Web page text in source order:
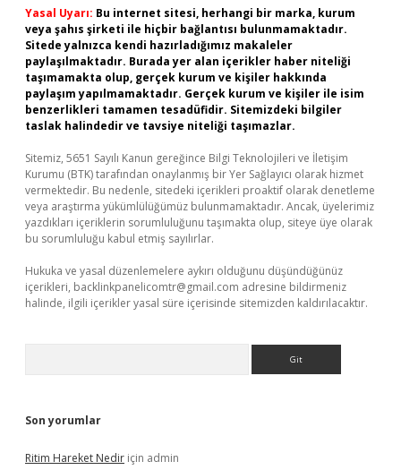
Yasal Uyarı: Bu internet sitesi, herhangi bir marka, kurum
veya şahıs şirketi ile hiçbir bağlantısı bulunmamaktadır.
Sitede yalnızca kendi hazırladığımız makaleler
paylaşılmaktadır. Burada yer alan içerikler haber niteliği
taşımamakta olup, gerçek kurum ve kişiler hakkında
paylaşım yapılmamaktadır. Gerçek kurum ve kişiler ile isim
benzerlikleri tamamen tesadüfidir. Sitemizdeki bilgiler
taslak halindedir ve tavsiye niteliği taşımazlar.
Sitemiz, 5651 Sayılı Kanun gereğince Bilgi Teknolojileri ve İletişim
Kurumu (BTK) tarafından onaylanmış bir Yer Sağlayıcı olarak hizmet
vermektedir. Bu nedenle, sitedeki içerikleri proaktif olarak denetleme
veya araştırma yükümlülüğümüz bulunmamaktadır. Ancak, üyelerimiz
yazdıkları içeriklerin sorumluluğunu taşımakta olup, siteye üye olarak
bu sorumluluğu kabul etmiş sayılırlar.
Hukuka ve yasal düzenlemelere aykırı olduğunu düşündüğünüz
içerikleri, backlinkpanelicomtr@gmail.com adresine bildirmeniz
halinde, ilgili içerikler yasal süre içerisinde sitemizden kaldırılacaktır.
Son yorumlar
Ritim Hareket Nedir için admin